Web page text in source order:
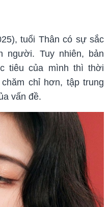
tuổi Thân có sự sắc
người. Tuy nhiên, bản
tiêu của mình thì thời
chỉ hơn, tập trung
vấn đề.